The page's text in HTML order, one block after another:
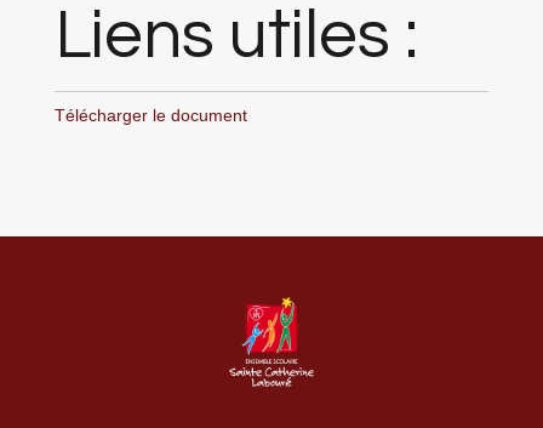
Liens utiles :
Télécharger le document